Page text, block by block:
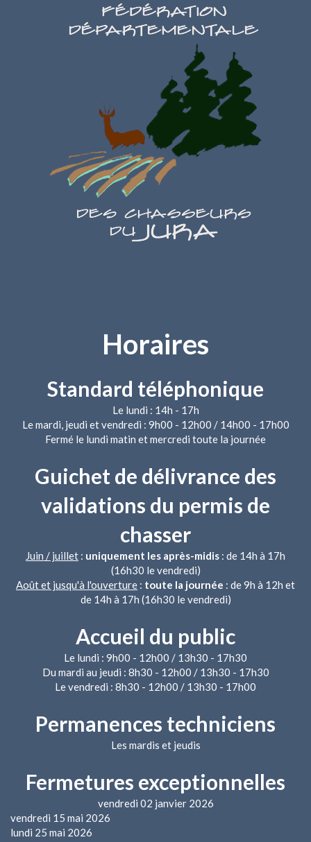
Horaires
Standard téléphonique
Le lundi : 14h - 17h
Le mardi, jeudi et vendredi : 9h00 - 12h00 / 14h00 - 17h00
Fermé le lundi matin et mercredi toute la journée
Guichet de délivrance des
validations du permis de
chasser
Juin / juillet : uniquement les après-midis : de 14h à 17h
(16h30 le vendredi)
Août et jusqu'à l'ouverture : toute la journée : de 9h à 12h et
de 14h à 17h (16h30 le vendredi)
Accueil du public
Le lundi : 9h00 - 12h00 / 13h30 - 17h30
Du mardi au jeudi : 8h30 - 12h00 / 13h30 - 17h30
Le vendredi : 8h30 - 12h00 / 13h30 - 17h00
Permanences techniciens
Les mardis et jeudis
Fermetures exceptionnelles
vendredi 02 janvier 2026
vendredi 15 mai 2026
lundi 25 mai 2026